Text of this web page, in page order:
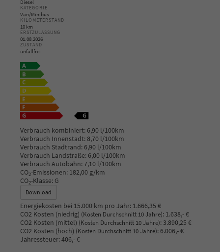
Diesel
KATEGORIE
Van/Minibus
KILOMETERSTAND
10 km
ERSTZULASSUNG
01.08.2026
ZUSTAND
unfallfrei
Verbrauch kombiniert: 6,90 l/100km
Verbrauch Innenstadt:8,70 l/100km
Verbrauch Stadtrand: 6,90 l/100km
Verbrauch Landstraße: 6,00 l/100km
Verbrauch Autobahn:7,10 l/100km
CO2-Emissionen: 182,00 g/km
CO2-Klasse: G
Download
Energiekosten bei 15.000 km pro Jahr: 1.666,35 €
CO2 Kosten (niedrig) (Kosten Durchschnitt 10 Jahre): 1.638,- €
CO2 Kosten (mittel) (Kosten Durchschnitt 10 Jahre):3.890,25 €
CO2 Kosten (hoch) (Kosten Durchschnitt 10 Jahre): 6.006,- €
Jahressteuer:406,- €